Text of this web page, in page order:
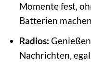
Momente fest,
Batterien
Radios:
Nachrichten,